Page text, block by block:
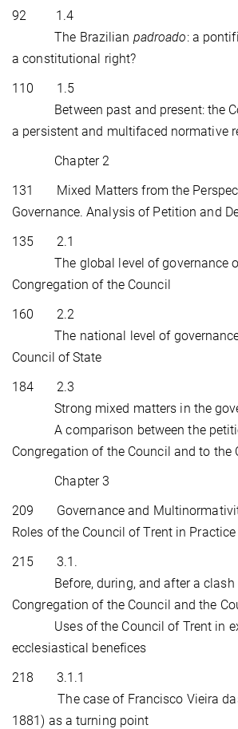
92 1.4
The Brazilian padroado: a
a constitutional right?
110 1.5
Between past and present: the
a persistent and multifaced normative
Chapter 2
131 Mixed Matters from the
Governance. Analysis of Petition and
135 2.1
The global level of governance of
Congregation of the Council
160 2.2
The national level of governance
Council of State
184 2.3
Strong mixed matters in the
A comparison between the
Congregation of the Council and to the
Chapter 3
209 Governance and
Roles of the Council of Trent in Practice
215 3.1.
Before, during, and after a clash
Congregation of the Council and the
Uses of the Council of Trent in
ecclesiastical benefices
218 3.1.1
The case of Francisco Vieira das
1881) as a turning point